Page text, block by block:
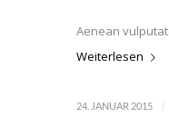
Aenean
Weiterlesen
24. JANUAR 2015 /